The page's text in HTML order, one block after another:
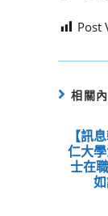
Post
相關
【訊
仁大
士在